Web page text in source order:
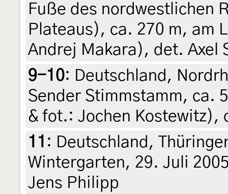
Fuße des nordwestlichen
Plateaus), ca. 270 m, am
Andrej Makara), det. Axel
9-10: Deutschland,
Sender Stimmstamm, ca.
& fot.: Jochen Kostewitz),
11 : Deutschland,
Wintergarten, 29. Juli
Jens Philipp